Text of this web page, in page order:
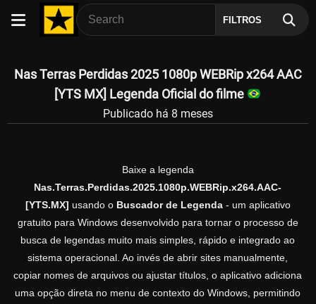
FILTROS
Nas Terras Perdidas 2025 1080p WEBRip x264 AAC
[YTS MX] Legenda Oficial do filme
Publicado há 8 meses
Baixe a legenda
Nas.Terras.Perdidas.2025.1080p.WEBRip.x264.AAC-
[YTS.MX] usando o Buscador de Legenda- um aplicativo
gratuito para Windows desenvolvido para tornar o processo de
busca de legendas muito mais simples, rápido e integrado ao
sistema operacional. Ao invés de abrir sites manualmente,
copiar nomes de arquivos ou ajustar títulos, o aplicativo adiciona
uma opção direta no menu de contexto do Windows, permitindo